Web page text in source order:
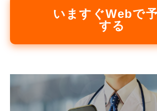
いますぐWebで
する